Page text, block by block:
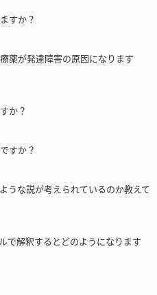
すか？
薬が発達障害の原因になります
か？
すか？
な説が考えられているのか教えて
解釈するとどのようになります